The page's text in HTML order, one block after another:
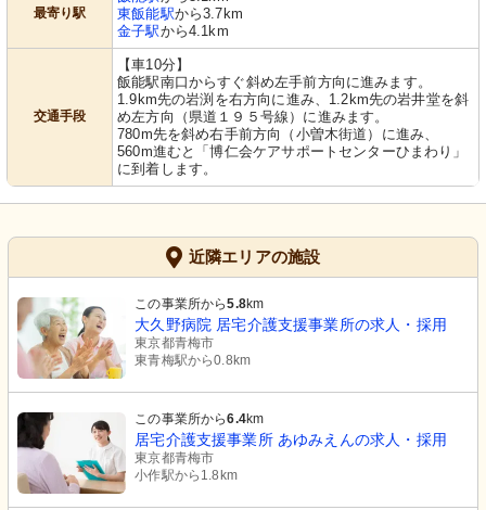
最寄り駅
東飯能駅から3.7km
金子駅から4.1km
交通手段
【車10分】
飯能駅南口からすぐ斜め左手前方向に進みます。
1.9km先の岩渕を右方向に進み、1.2km先の岩井堂を斜
め左方向（県道１９５号線）に進みます。
780m先を斜め右手前方向（小曽木街道）に進み、
560m進むと「博仁会ケアサポートセンターひまわり」
に到着します。
近隣エリアの施設
この事業所から5.8km
大久野病院 居宅介護支援事業所の求人・採用
東京都青梅市
東青梅駅から0.8km
この事業所から6.4km
居宅介護支援事業所 あゆみえんの求人・採用
東京都青梅市
小作駅から1.8km